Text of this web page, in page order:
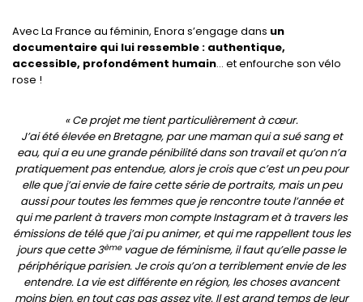
Avec La France au féminin, Enora s’engage dans un
documentaire qui lui ressemble : authentique,
accessible, profondément humain… et enfourche son vélo
rose !
« Ce projet me tient particulièrement à cœur.
J’ai été élevée en Bretagne, par une maman qui a sué sang et
eau, qui a eu une grande pénibilité dans son travail et qu’on n’a
pratiquement pas entendue, alors je crois que c’est un peu pour
elle que j’ai envie de faire cette série de portraits, mais un peu
aussi pour toutes les femmes que je rencontre toute l’année et
qui me parlent à travers mon compte Instagram et à travers les
émissions de télé que j’ai pu animer, et qui me rappellent tous les
jours que cette 3èmevague de féminisme, il faut qu’elle passe le
périphérique parisien. Je crois qu’on a terriblement envie de les
entendre. La vie est différente en région, les choses avancent
moins bien, en tout cas pas assez vite. Il est grand temps de leur